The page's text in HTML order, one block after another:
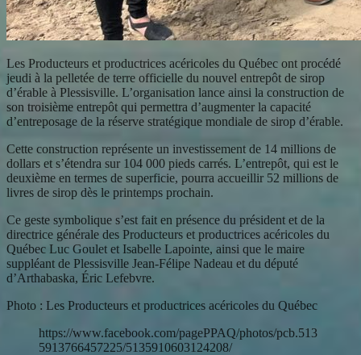
Les Producteurs et productrices acéricoles du Québec ont procédé
jeudi à la pelletée de terre officielle du nouvel entrepôt de sirop
d’érable à Plessisville. L’organisation lance ainsi la construction de
son troisième entrepôt qui permettra d’augmenter la capacité
d’entreposage de la réserve stratégique mondiale de sirop d’érable.
Cette construction représente un investissement de 14 millions de
dollars et s’étendra sur 104 000 pieds carrés. L’entrepôt, qui est le
deuxième en termes de superficie, pourra accueillir 52 millions de
livres de sirop dès le printemps prochain.
Ce geste symbolique s’est fait en présence du président et de la
directrice générale des Producteurs et productrices acéricoles du
Québec Luc Goulet et Isabelle Lapointe, ainsi que le maire
suppléant de Plessisville Jean-Félipe Nadeau et du député
d’Arthabaska, Éric Lefebvre.
Photo : Les Producteurs et productrices acéricoles du Québec
https://www.facebook.com/pagePPAQ/photos/pcb.513
5913766457225/5135910603124208/